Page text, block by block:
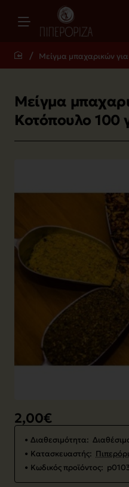
Μείγμα μπαχαρικών
Μείγμα
Κοτόπουλο 100
2,00€
Διαθεσιμότητα:
Κατασκευαστής:
Κωδικός προϊόντος: